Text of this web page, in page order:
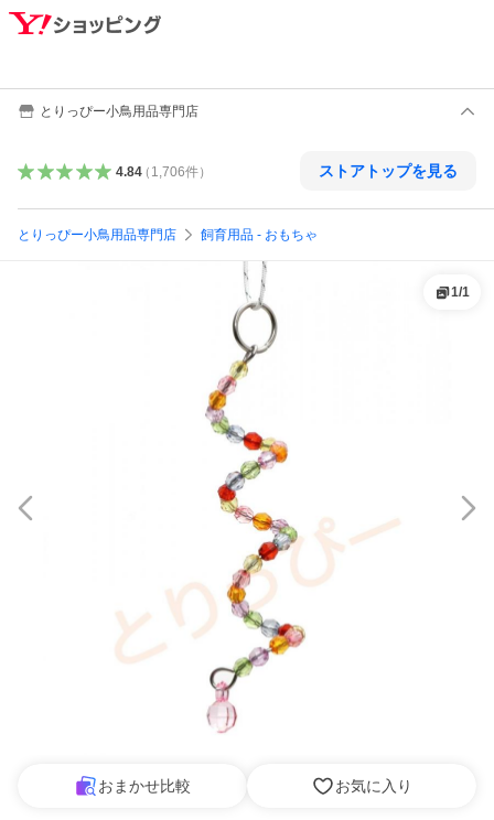
とりっぴー小鳥用品専門店
4.84（ 1,706件） ストアトップを見る
とりっぴー小鳥用品専門店 飼育用品 - おもちゃ
1/1
おまかせ比較 お気に入り